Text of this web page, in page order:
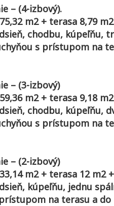
– (4-izbový).
m2 + terasa 8,79
chodbu, kúpeľňu,
s prístupom na
– (3-izbový)
m2 + terasa 9,18
chodbu, kúpeľňu,
s prístupom na
– (2-izbový)
m2 + terasa 12 m2
kúpeľňu, jednu
na terasu a do